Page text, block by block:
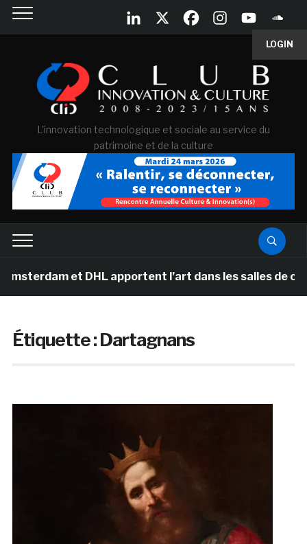
LOGIN
L'innovation technologique et sociale au service du
patrimoine et de la culture
et DHL apportent l’art dans les salles de classe des
Étiquette :Dartagnans